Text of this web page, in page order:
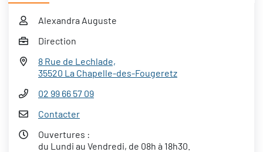
Alexandra Auguste
Direction
8 Rue de Lechlade,
35520 La Chapelle-des-Fougeretz
02 99 66 57 09
Contacter
Ouvertures :
du Lundi au Vendredi, de 08h à 18h30.